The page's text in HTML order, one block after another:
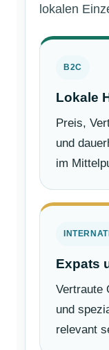
lokalen
B2C
Lokale
Preis,
und
im
Expats
Vertraute
und
relevant